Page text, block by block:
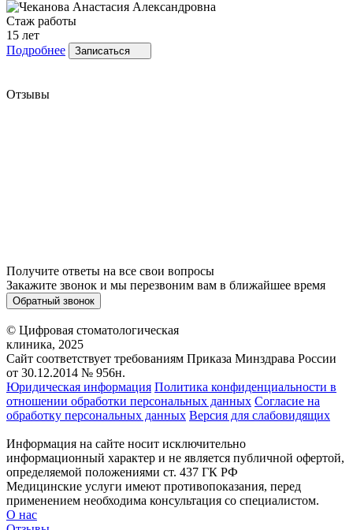
Стаж работы
15 лет
Подробнее
Записаться
Отзывы
Получите ответы на все свои вопросы
Закажите звонок и мы перезвоним вам в ближайшее время
Обратный звонок
© Цифровая стоматологическая
клиника, 2025
Сайт соответствует требованиям Приказа Минздрава России
от 30.12.2014 № 956н.
Юридическая информация Политика конфиденциальности в
отношении обработки персональных данных Согласие на
обработку персональных данных Версия для слабовидящих
Информация на сайте носит исключительно
информационный характер и не является публичной офертой,
определяемой положениями ст. 437 ГК РФ
Медицинские услуги имеют противопоказания, перед
применением необходима консультация со специалистом.
О нас